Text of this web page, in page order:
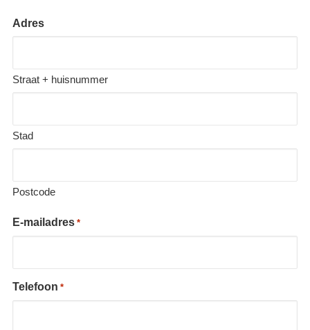
Adres
Straat + huisnummer
Stad
Postcode
E-mailadres *
Telefoon *